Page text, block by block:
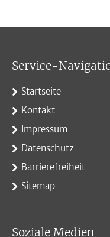
Service-
Startseite
Kontakt
Impressum
Datenschutz
Barrierefreiheit
Sitemap
Soziale Medien